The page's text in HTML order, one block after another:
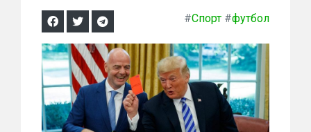
#Спорт #футбол